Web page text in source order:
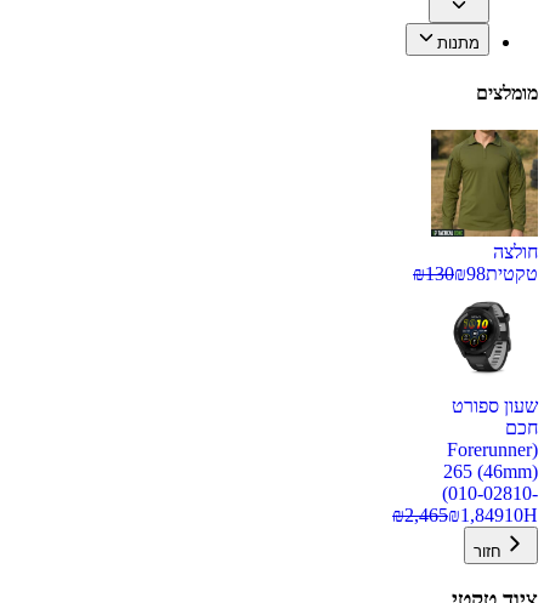
מתנות
מומלצים
חולצה
טקטית
₪98
₪130
שעון ספורט
חכם
(Forerunner
265 (46mm)
(010-02810-
10H
₪1,849
₪2,465
חזור